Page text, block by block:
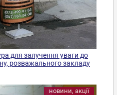
для залучення уваги до
розважального закладу
новини, акції